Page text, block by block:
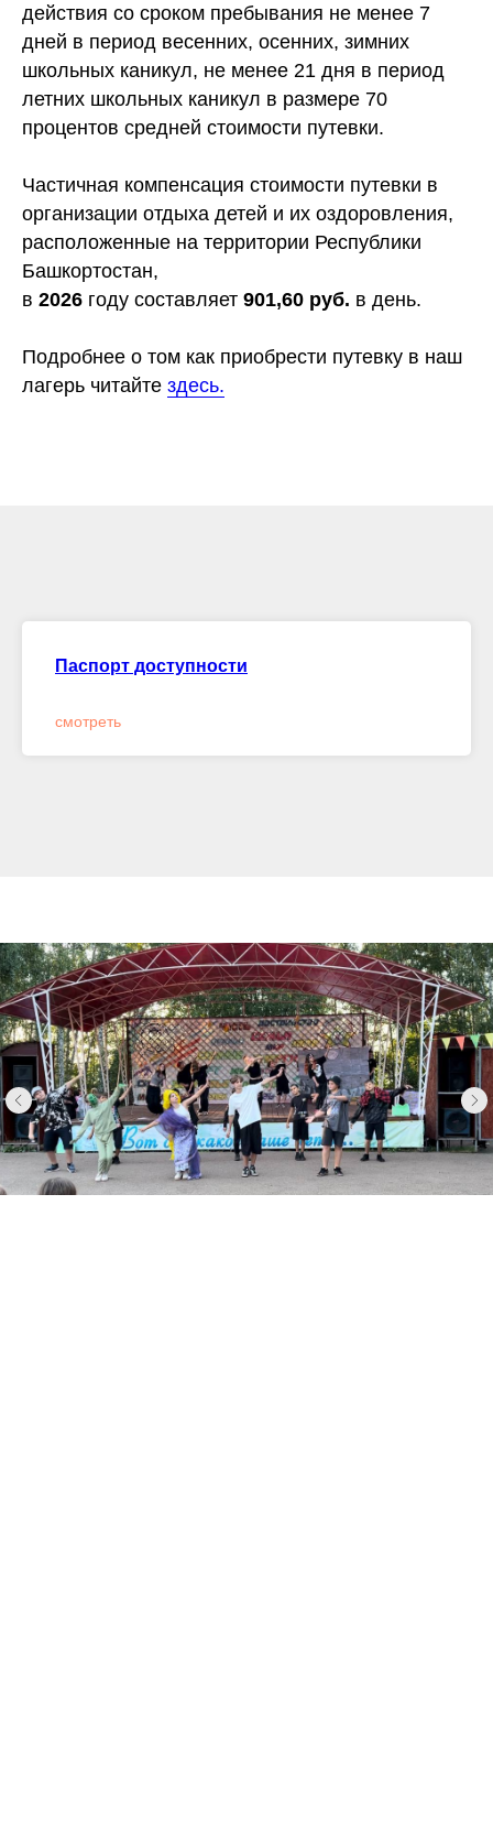
действия со сроком пребывания не менее 7
дней в период весенних, осенних, зимних
школьных каникул, не менее 21 дня в период
летних школьных каникул в размере 70
процентов средней стоимости путевки.
Частичная компенсация стоимости путевки в
организации отдыха детей и их оздоровления,
расположенные на территории Республики
Башкортостан,
в 2026 году составляет 901,60 руб. в день.
Подробнее о том как приобрести путевку в наш
лагерь читайте здесь.
Паспорт доступности
смотреть